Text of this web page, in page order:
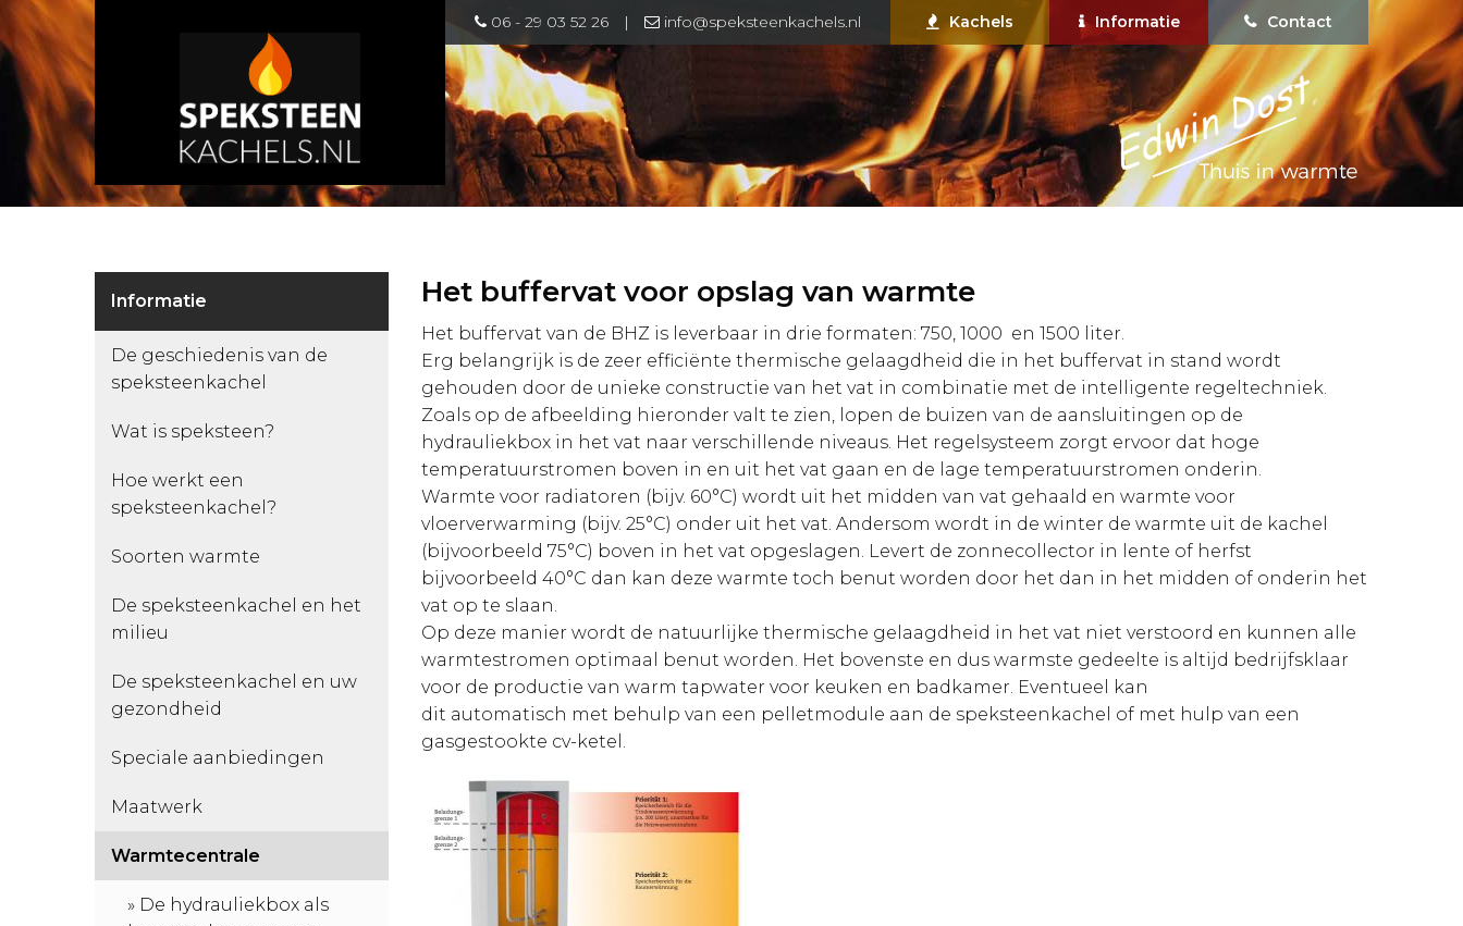
06 - 29 03 52 26 | info@speksteenkachels.nl Kachels Informatie Contact
Informatie
De geschiedenis van de
speksteenkachel
Wat is speksteen?
Hoe werkt een
speksteenkachel?
Soorten warmte
De speksteenkachel en het
milieu
De speksteenkachel en uw
gezondheid
Speciale aanbiedingen
Maatwerk
Warmtecentrale
De hydrauliekbox als
Het buffervat voor opslag van warmte
Het buffervat van de BHZ is leverbaar in drie formaten: 750, 1000 en 1500 liter.
Erg belangrijk is de zeer efficiënte thermische gelaagdheid die in het buffervat in stand wordt
gehouden door de unieke constructie van het vat in combinatie met de intelligente regeltechniek.
Zoals op de afbeelding hieronder valt te zien, lopen de buizen van de aansluitingen op de
hydrauliekbox in het vat naar verschillende niveaus. Het regelsysteem zorgt ervoor dat hoge
temperatuurstromen boven in en uit het vat gaan en de lage temperatuurstromen onderin.
Warmte voor radiatoren (bijv. 60°C) wordt uit het midden van vat gehaald en warmte voor
vloerverwarming (bijv. 25°C) onder uit het vat. Andersom wordt in de winter de warmte uit de kachel
(bijvoorbeeld 75°C) boven in het vat opgeslagen. Levert de zonnecollector in lente of herfst
bijvoorbeeld 40°C dan kan deze warmte toch benut worden door het dan in het midden of onderin het
vat op te slaan.
Op deze manier wordt de natuurlijke thermische gelaagdheid in het vat niet verstoord en kunnen alle
warmtestromen optimaal benut worden. Het bovenste en dus warmste gedeelte is altijd bedrijfsklaar
voor de productie van warm tapwater voor keuken en badkamer. Eventueel kan
dit automatisch met behulp van een pelletmodule aan de speksteenkachel of met hulp van een
gasgestookte cv-ketel.